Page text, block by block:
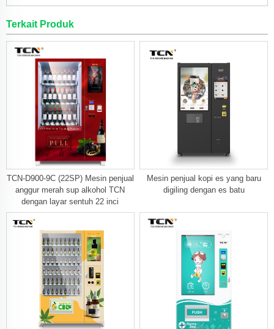
Terkait Produk
TCN-D900-9C (22SP) Mesin penjual
anggur merah sup alkohol TCN
dengan layar sentuh 22 inci
Mesin penjual kopi es yang baru
digiling dengan es batu